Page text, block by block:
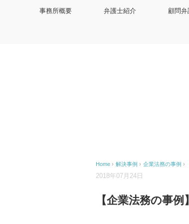
事務所概要 弁護士紹介 顧問弁
Home › 解決事例 › 企業法務の事例 ›
2018年07月24日
【企業法務の事